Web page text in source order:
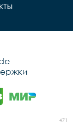
471